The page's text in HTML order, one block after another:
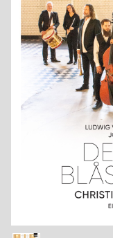
Jobs bei Naxos
Naxos Deutschland Blog
Naxos weltweit